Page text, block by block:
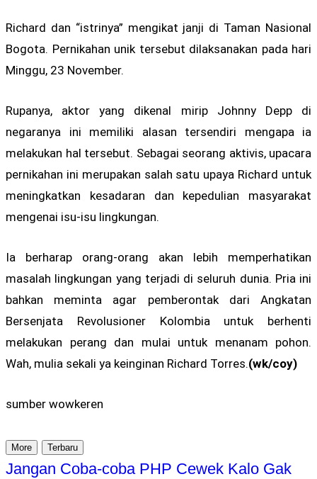
Richard dan “istrinya” mengikat janji di Taman Nasional
Bogota. Pernikahan unik tersebut dilaksanakan pada hari
Minggu, 23 November.
Rupanya, aktor yang dikenal mirip Johnny Depp di
negaranya ini memiliki alasan tersendiri mengapa ia
melakukan hal tersebut. Sebagai seorang aktivis, upacara
pernikahan ini merupakan salah satu upaya Richard untuk
meningkatkan kesadaran dan kepedulian masyarakat
mengenai isu-isu lingkungan.
Ia berharap orang-orang akan lebih memperhatikan
masalah lingkungan yang terjadi di seluruh dunia. Pria ini
bahkan meminta agar pemberontak dari Angkatan
Bersenjata Revolusioner Kolombia untuk berhenti
melakukan perang dan mulai untuk menanam pohon.
Wah, mulia sekali ya keinginan Richard Torres.(wk/coy)
sumber wowkeren
More Terbaru
Jangan Coba-coba PHP Cewek Kalo Gak